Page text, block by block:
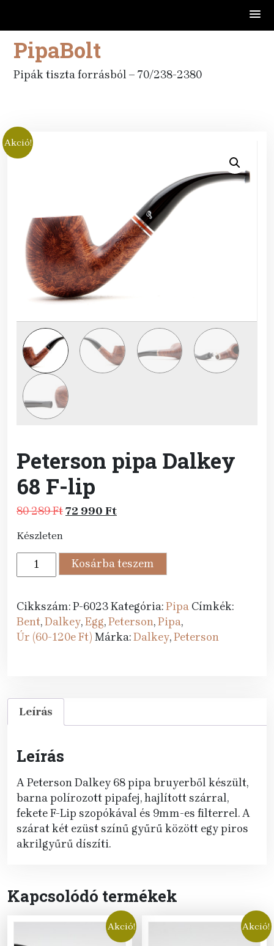
Skip
content
PipaBolt
Pipák tiszta forrásból – 70/238-2380
Akció!
Peterson pipa Dalkey
68 F-lip
80 289FtOriginal
80
289 Ft.
72 990 FtCurrent
72
990 Ft.
Készleten
Peterson
pipa
68
F-
lip
Kosárba teszem
Cikkszám:P-6023Kategória:Pipa Címkék:
Bent,Dalkey,Egg,Peterson,Pipa,
Úr (60-120e Ft) Márka:Dalkey,Peterson
Leírás
Leírás
A Peterson Dalkey 68 pipa bruyerből készült,
barna polírozott pipafej, hajlított szárral,
fekete F-Lip szopókával és 9mm-es filterrel. A
szárat két ezüst színű gyűrű között egy piros
akrilgyűrű díszíti.
Kapcsolódó termékek
Akció! Akció!